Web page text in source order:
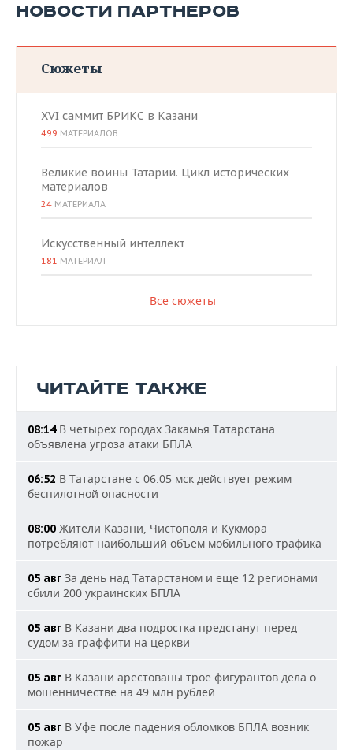
НОВОСТИ ПАРТНЕРОВ
Сюжеты
XVI саммит БРИКС в Казани
499 МАТЕРИАЛОВ
Великие воины Татарии. Цикл исторических
материалов
24 МАТЕРИАЛА
Искусственный интеллект
181 МАТЕРИАЛ
Все сюжеты
ЧИТАЙТЕ ТАКЖЕ
08:14В четырех городах Закамья Татарстана
объявлена угроза атаки БПЛА
06:52 В Татарстане с 06.05 мск действует режим
беспилотной опасности
08:00 Жители Казани, Чистополя и Кукмора
потребляют наибольший объем мобильного трафика
05 авг За день над Татарстаном и еще 12 регионами
сбили 200 украинских БПЛА
05 авг В Казани два подростка предстанут перед
судом за граффити на церкви
05 авг В Казани арестованы трое фигурантов дела о
мошенничестве на 49 млн рублей
05 авг В Уфе после падения обломков БПЛА возник
пожар